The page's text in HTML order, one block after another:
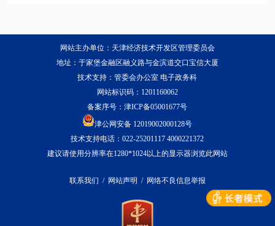
网站主办单位：天津经济技术开发区管理委员会
地址：于家堡金融区融义路与金滨道交口宝信大厦
技术支持：管委会办公室 电子政务科
网站标识码：1201160062
备案序号：津ICP备05001677号
津公网安备 12019002000128号
技术支持电话：022-25201117 4000221372
建议请使用分辨率在1280*1024以上的显示器浏览此网站
联系我们 / 网站声明 / 网络不良信息举报